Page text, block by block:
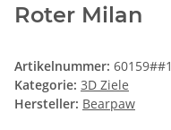
Roter Milan
Artikelnummer: 60159##1
Kategorie: 3D Ziele
Hersteller: Bearpaw